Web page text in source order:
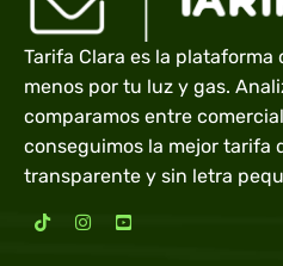
Tarifa Clara es la
menos por tu luz y gas.
comparamos entre
conseguimos la mejor tarifa
transparente y sin letra